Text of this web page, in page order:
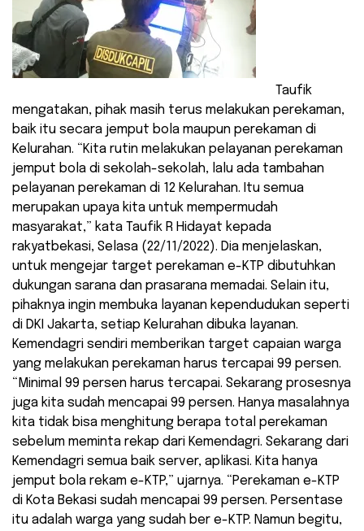
Taufik
mengatakan, pihak masih terus melakukan perekaman,
baik itu secara jemput bola maupun perekaman di
Kelurahan. “Kita rutin melakukan pelayanan perekaman
jemput bola di sekolah-sekolah, lalu ada tambahan
pelayanan perekaman di 12 Kelurahan. Itu semua
merupakan upaya kita untuk mempermudah
masyarakat,” kata Taufik R Hidayat kepada
rakyatbekasi, Selasa (22/11/2022). Dia menjelaskan,
untuk mengejar target perekaman e-KTP dibutuhkan
dukungan sarana dan prasarana memadai. Selain itu,
pihaknya ingin membuka layanan kependudukan seperti
di DKI Jakarta, setiap Kelurahan dibuka layanan.
Kemendagri sendiri memberikan target capaian warga
yang melakukan perekaman harus tercapai 99 persen.
“Minimal 99 persen harus tercapai. Sekarang prosesnya
juga kita sudah mencapai 99 persen. Hanya masalahnya
kita tidak bisa menghitung berapa total perekaman
sebelum meminta rekap dari Kemendagri. Sekarang dari
Kemendagri semua baik server, aplikasi. Kita hanya
jemput bola rekam e-KTP,” ujarnya. “Perekaman e-KTP
di Kota Bekasi sudah mencapai 99 persen. Persentase
itu adalah warga yang sudah ber e-KTP. Namun begitu,